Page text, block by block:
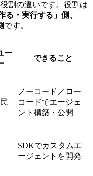
役割の違いです。役割は
る・実行する」側、
です。
ー
できること
ノーコード／ロー
コードでエージェ
ント構築・公開
SDKでカスタムエ
ージェントを開発